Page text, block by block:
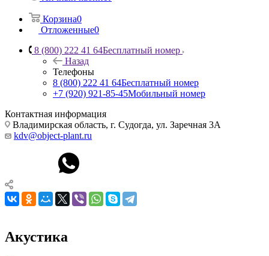
Корзина0
Отложенные0
8 (800) 222 41 64Бесплатный номер
Назад
Телефоны
8 (800) 222 41 64Бесплатный номер
+7 (920) 921-85-45Мобильный номер
Контактная информация
Владимирская область, г. Судогда, ул. Заречная 3А
kdv@object-plant.ru
Акустика